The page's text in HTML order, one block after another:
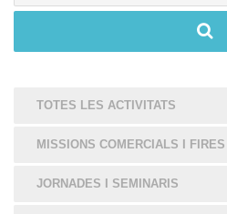
TOTES LES ACTIVITATS
MISSIONS COMERCIALS I FIRES
JORNADES I SEMINARIS